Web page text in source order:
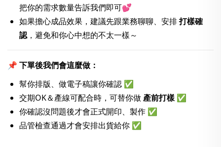
把你的需求數量告訴我們即可💕
如果擔心成品效果，建議先跟業務聊聊、安排打樣確
認，避免和你心中想的不太一樣～
📌 下單後我們會這麼做：
幫你排版、做電子稿讓你確認 ✅
交期OK＆產線可配合時，可替你做 產前打樣✅
你確認沒問題後才會正式開印、製作 ✅
品管檢查通過才會安排出貨給你 ✅